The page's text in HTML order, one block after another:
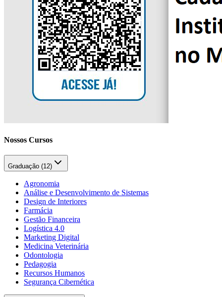
Nossos Cursos
Graduação (12)
Agronomia
Análise e Desenvolvimento de Sistemas
Design de Interiores
Farmácia
Gestão Financeira
Logística 4.0
Marketing Digital
Medicina Veterinária
Odontologia
Pedagogia
Recursos Humanos
Segurança Cibernética